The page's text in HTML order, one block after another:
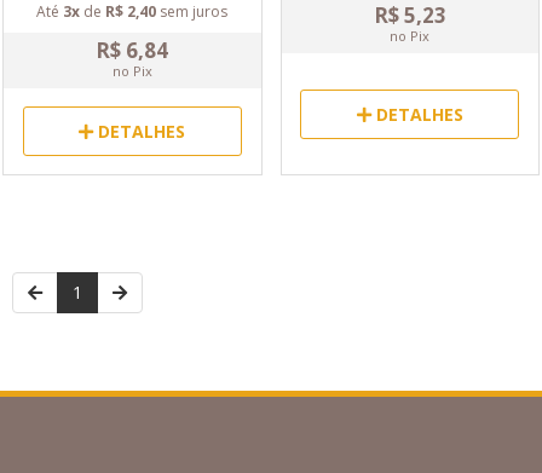
Até 3x de R$ 2,40 sem juros
R$ 6,84
no Pix
DETALHES
R$ 5,23
no Pix
DETALHES
1